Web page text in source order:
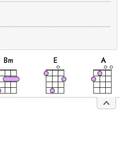
Bm
acorde
E
acorde
A